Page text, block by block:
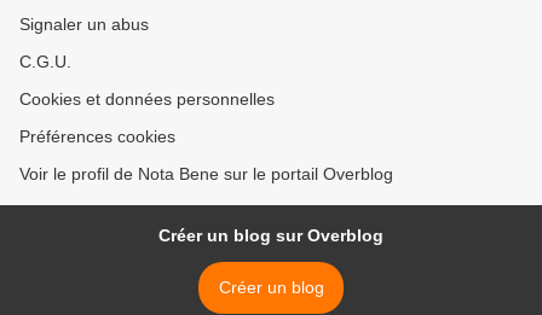
Signaler un abus
C.G.U.
Cookies et données personnelles
Préférences cookies
Voir le profil de Nota Bene sur le portail Overblog
Créer un blog sur Overblog
Créer un blog